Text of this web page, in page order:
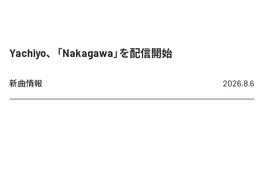
Yachiyo、「Nakagawa」を配信開始
新曲情報 2026.8.6